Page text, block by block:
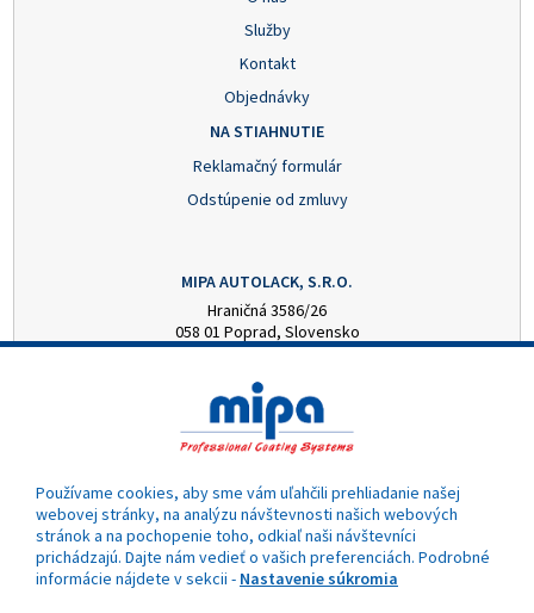
Služby
Kontakt
Objednávky
NA STIAHNUTIE
Reklamačný formulár
Odstúpenie od zmluvy
MIPA AUTOLACK, S.R.O.
Hraničná 3586/26
058 01 Poprad, Slovensko
mipa@autolack.sk
OTVÁRACIE HODINY
Pondelok - Piatok: 8:00 - 16:00 hod.
Používame cookies, aby sme vám uľahčili prehliadanie našej
webovej stránky, na analýzu návštevnosti našich webových
stránok a na pochopenie toho, odkiaľ naši návštevníci
prichádzajú. Dajte nám vedieť o vašich preferenciách. Podrobné
informácie nájdete v sekcii - Nastavenie súkromia